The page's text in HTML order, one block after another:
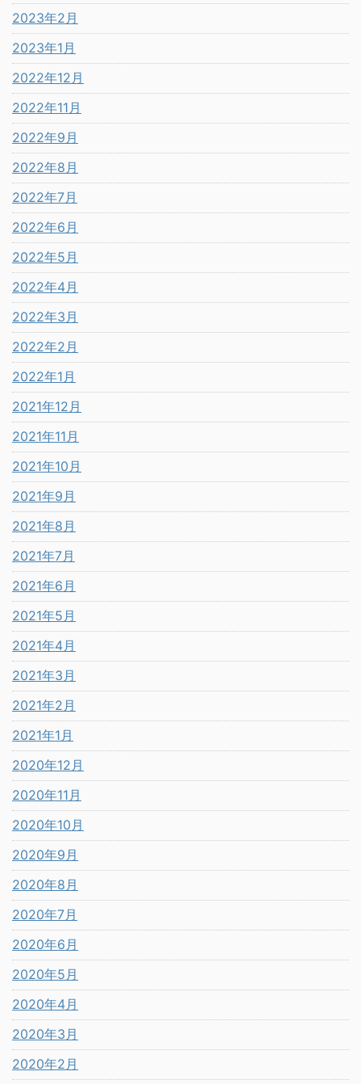
2023年2月
2023年1月
2022年12月
2022年11月
2022年9月
2022年8月
2022年7月
2022年6月
2022年5月
2022年4月
2022年3月
2022年2月
2022年1月
2021年12月
2021年11月
2021年10月
2021年9月
2021年8月
2021年7月
2021年6月
2021年5月
2021年4月
2021年3月
2021年2月
2021年1月
2020年12月
2020年11月
2020年10月
2020年9月
2020年8月
2020年7月
2020年6月
2020年5月
2020年4月
2020年3月
2020年2月